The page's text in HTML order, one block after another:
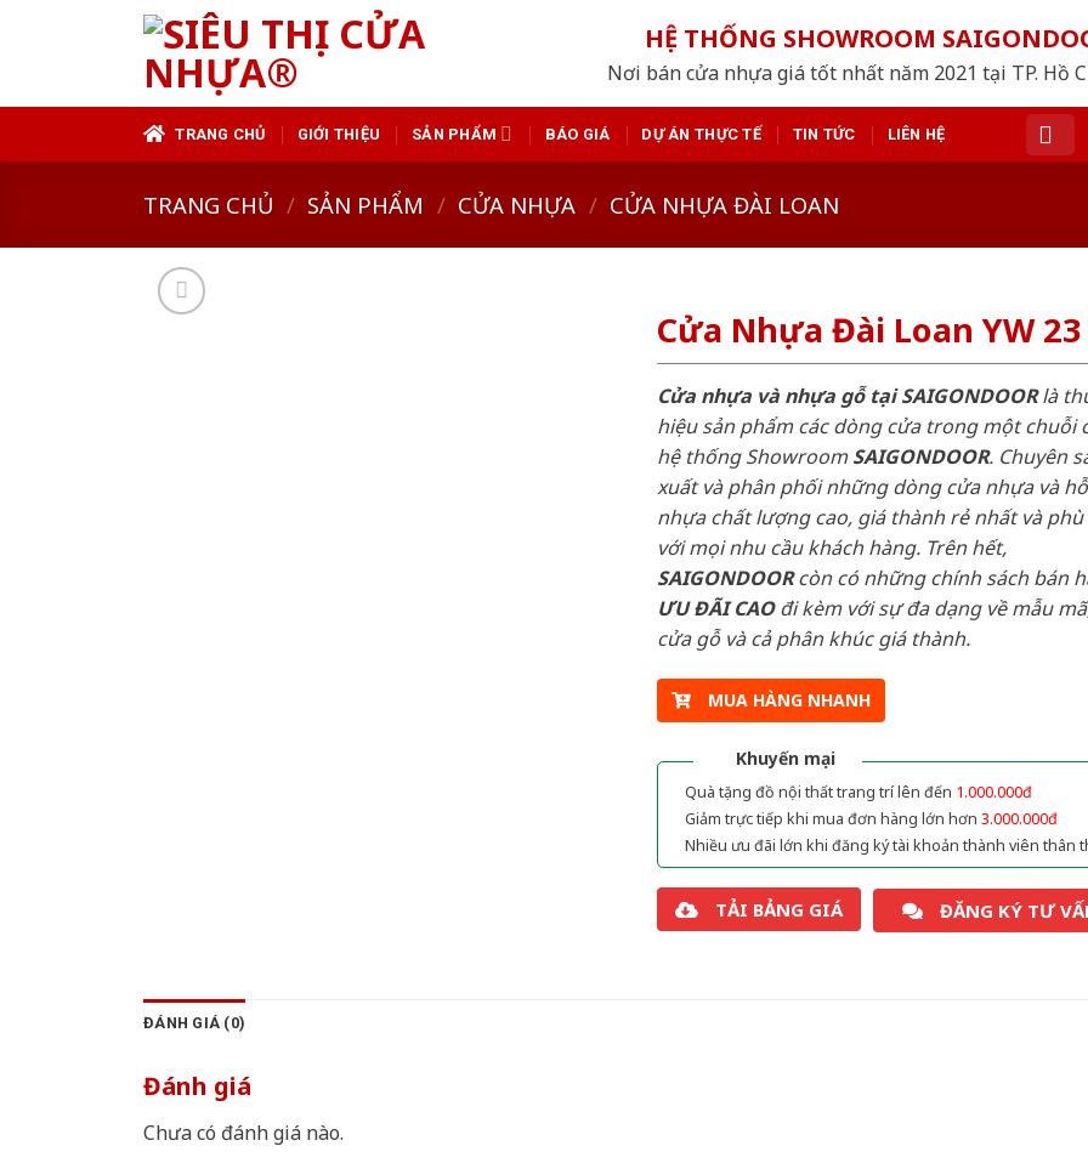
HỆ THỐNG SHOWROOM
Nơi bán cửa nhựa giá tốt nhất năm 2021 tại TP. Hồ
TRANG CHỦ GIỚI THIỆU SẢN PHẨM BÁO GIÁ DỰ ÁN THỰC TẾ TIN TỨC LIÊN HỆ
TRANG CHỦ / SẢN PHẨM / CỬA NHỰA / CỬA NHỰA ĐÀI LOAN
Cửa Nhựa Đài Loan YW 23
Cửa nhựa và nhựa gỗ tại SAIGONDOORlà
hiệu sản phẩm các dòng cửa trong một chuỗi
hệ thống ShowroomSAIGONDOOR. Chuyên
xuất và phân phối những dòng cửa nhựa và
nhựa chất lượng cao, giá thành rẻ nhất và
với mọi nhu cầu khách hàng. Trên hết,
SAIGONDOORcòn có những chính sách bán
ƯU ĐÃI CAOđi kèm với sự đa dạng về mẫu
cửa gỗ và cả phân khúc giá thành.
MUA HÀNG NHANH
Khuyến mại
Quà tặng đồ nội thất trang trí lên đến 1.000.000đ
Giảm trực tiếp khi mua đơn hàng lớn hơn 3.000.000đ
Nhiều ưu đãi lớn khi đăng ký tài khoản thành viên thân
TẢI BẢNG GIÁ ĐĂNG KÝ TƯ
ĐÁNH GIÁ (0)
Đánh giá
Chưa có đánh giá nào.